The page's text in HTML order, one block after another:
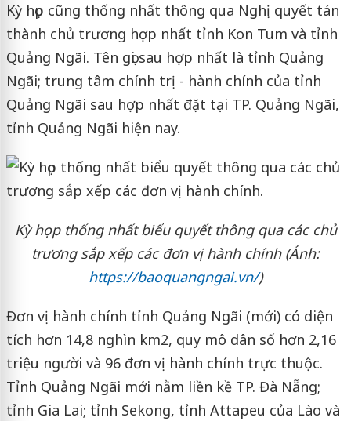
Kỳ họp cũng thống nhất thông qua Nghị quyết tán
thành chủ trương hợp nhất tỉnh Kon Tum và tỉnh
Quảng Ngãi. Tên gọi sau hợp nhất là tỉnh Quảng
Ngãi; trung tâm chính trị - hành chính của tỉnh
Quảng Ngãi sau hợp nhất đặt tại TP. Quảng Ngãi,
tỉnh Quảng Ngãi hiện nay.
Kỳ họp thống nhất biểu quyết thông qua các chủ
trương sắp xếp các đơn vị hành chính (Ảnh:
https://baoquangngai.vn/)
Đơn vị hành chính tỉnh Quảng Ngãi (mới) có diện
tích hơn 14,8 nghìn km2, quy mô dân số hơn 2,16
triệu người và 96 đơn vị hành chính trực thuộc.
Tỉnh Quảng Ngãi mới nằm liền kề TP. Đà Nẵng;
tỉnh Gia Lai; tỉnh Sekong, tỉnh Attapeu của Lào và